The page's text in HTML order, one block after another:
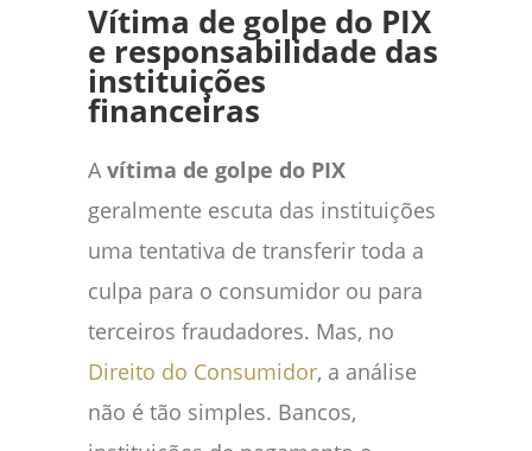
Vítima de golpe do PIX
e responsabilidade das
instituições
financeiras
Avítima de golpe do PIX
geralmente escuta das instituições
uma tentativa de transferir toda a
culpa para o consumidor ou para
terceiros fraudadores. Mas, no
Direito do Consumidor, a análise
não é tão simples. Bancos,